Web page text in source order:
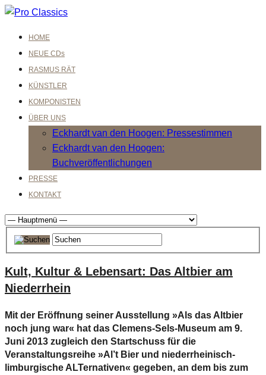
HOME
NEUE CDs
RASMUS RÄT
KÜNSTLER
KOMPONISTEN
ÜBER UNS
Eckhardt van den Hoogen: Pressestimmen
Eckhardt van den Hoogen:
Buchveröffentlichungen
PRESSE
KONTAKT
Kult, Kultur & Lebensart: Das Altbier am
Niederrhein
Mit der Eröffnung seiner Ausstellung »Als das Altbier
noch jung war« hat das Clemens-Sels-Museum am 9.
Juni 2013 zugleich den Startschuss für die
Veranstaltungsreihe »Al’t Bier und niederrheinisch-
limburgische ALTernativen« gegeben, an dem bis zum